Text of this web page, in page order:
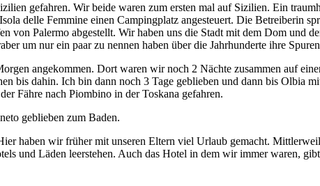
gefahren. Wir beide waren zum ersten mal auf Sizilien. Ein
delle Femmine einen Campingplatz angesteuert. Die Betreiberin
Palermo abgestellt. Wir haben uns die Stadt mit dem Dom und
um nur ein paar zu nennen haben über die Jahrhunderte ihre
angekommen. Dort waren wir noch 2 Nächte zusammen auf
bis dahin. Ich bin dann noch 3 Tage geblieben und dann bis Olbia
Fähre nach Piombino in der Toskana gefahren.
geblieben zum Baden.
haben wir früher mit unseren Eltern viel Urlaub gemacht.
und Läden leerstehen. Auch das Hotel in dem wir immer waren,